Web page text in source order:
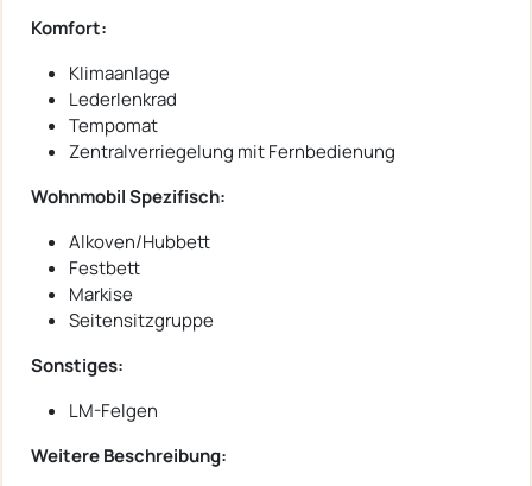
Komfort:
Klimaanlage
Lederlenkrad
Tempomat
Zentralverriegelung mit Fernbedienung
Wohnmobil Spezifisch:
Alkoven/Hubbett
Festbett
Markise
Seitensitzgruppe
Sonstiges:
LM-Felgen
Weitere Beschreibung: